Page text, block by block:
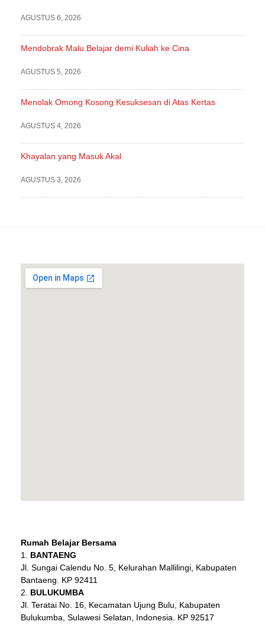
AGUSTUS 6, 2026
Mendobrak Malu Belajar demi Kuliah ke Cina
AGUSTUS 5, 2026
Menolak Omong Kosong Kesuksesan di Atas Kertas
AGUSTUS 4, 2026
Khayalan yang Masuk Akal
AGUSTUS 3, 2026
Rumah Belajar Bersama
BANTAENG
Jl. Sungai Calendu No. 5, Kelurahan Mallilingi, Kabupaten
Bantaeng. KP 92411
BULUKUMBA
Jl. Teratai No. 16, Kecamatan Ujung Bulu, Kabupaten
Bulukumba, Sulawesi Selatan, Indonesia. KP 92517